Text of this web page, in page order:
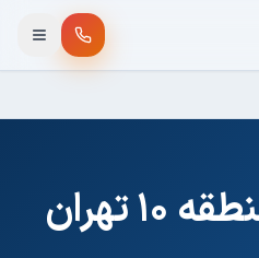
۱۰ تهران